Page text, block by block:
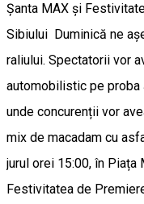
Șanta MAX și
Sibiului ​Duminică ne
raliului. Spectatorii vor
automobilistic pe proba
unde concurenții vor
mix de macadam cu
jurul orei 15:00, în Piața
Festivitatea de